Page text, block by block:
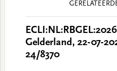
Gelderland, 22-07-
24/8370